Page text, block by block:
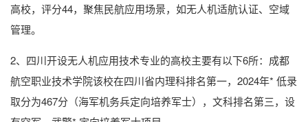
高校，评分44，聚焦民航应用场景，如无人机适航认证、空域
管理。
2、四川开设无人机应用技术专业的高校主要有以下6所：成都
航空职业技术学院该校在四川省内理科排名第一，2024年* 低录
取分为467分（海军机务兵定向培养军士），文科排名第三，设